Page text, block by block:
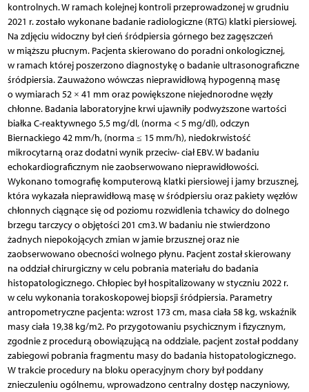
kontrolnych. W ramach kolejnej kontroli przeprowadzonej w grudniu
2021 r. zostało wykonane badanie radiologiczne (RTG) klatki piersiowej.
Na zdjęciu widoczny był cień śródpiersia górnego bez zagęszczeń
w miąższu płucnym. Pacjenta skierowano do poradni onkologicznej,
w ramach której poszerzono diagnostykę o badanie ultrasonograficzne
śródpiersia. Zauważono wówczas nieprawidłową hypogenną masę
o wymiarach 52 × 41 mm oraz powiększone niejednorodne węzły
chłonne. Badania laboratoryjne krwi ujawniły podwyższone wartości
białka C-reaktywnego 5,5 mg/dl, (norma < 5 mg/dl), odczyn
Biernackiego 42 mm/h, (norma ≤ 15 mm/h), niedokrwistość
mikrocytarną oraz dodatni wynik przeciw- ciał EBV. W badaniu
echokardiograficznym nie zaobserwowano nieprawidłowości.
Wykonano tomografię komputerową klatki piersiowej i jamy brzusznej,
która wykazała nieprawidłową masę w śródpiersiu oraz pakiety węzłów
chłonnych ciągnące się od poziomu rozwidlenia tchawicy do dolnego
brzegu tarczycy o objętości 201 cm3. W badaniu nie stwierdzono
żadnych niepokojących zmian w jamie brzusznej oraz nie
zaobserwowano obecności wolnego płynu. Pacjent został skierowany
na oddział chirurgiczny w celu pobrania materiału do badania
histopatologicznego. Chłopiec był hospitalizowany w styczniu 2022 r.
w celu wykonania torakoskopowej biopsji śródpiersia. Parametry
antropometryczne pacjenta: wzrost 173 cm, masa ciała 58 kg, wskaźnik
masy ciała 19,38 kg/m2. Po przygotowaniu psychicznym i fizycznym,
zgodnie z procedurą obowiązującą na oddziale, pacjent został poddany
zabiegowi pobrania fragmentu masy do badania histopatologicznego.
W trakcie procedury na bloku operacyjnym chory był poddany
znieczuleniu ogólnemu, wprowadzono centralny dostęp naczyniowy,